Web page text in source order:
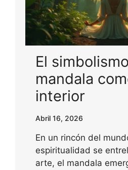
El
mandala
interior
Abril 16, 2026
En un rincón del
espiritualidad se
arte, el mandala